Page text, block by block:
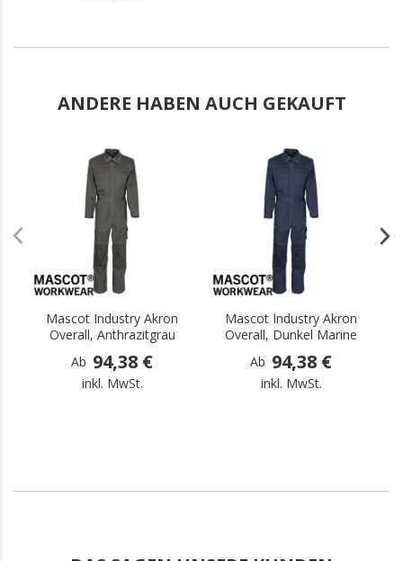
ANDERE HABEN AUCH GEKAUFT
Mascot Industry Akron
Overall, Anthrazitgrau
Ab 94,38 €
inkl. MwSt.
Mascot Industry Akron
Overall, Dunkel Marine
Ab 94,38 €
inkl. MwSt.